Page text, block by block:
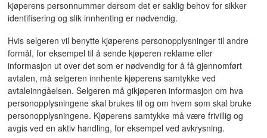
kjøperens personnummer dersom det er saklig behov for sikker
identifisering og slik innhenting er nødvendig.
Hvis selgeren vil benytte kjøperens personopplysninger til andre
formål, for eksempel til å sende kjøperen reklame eller
informasjon ut over det som er nødvendig for å få gjennomført
avtalen, må selgeren innhente kjøperens samtykke ved
avtaleinngåelsen. Selgeren må gikjøperen informasjon om hva
personopplysningene skal brukes til og om hvem som skal bruke
personopplysningene. Kjøperens samtykke må være frivillig og
avgis ved en aktiv handling, for eksempel ved avkrysning.